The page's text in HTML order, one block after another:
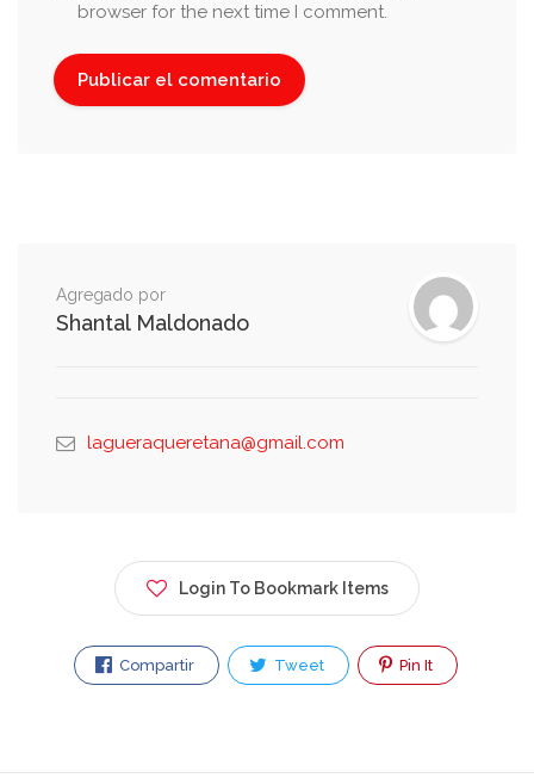
browser for the next time I comment.
Agregado por
Shantal Maldonado
lagueraqueretana@gmail.com
Login To Bookmark Items
Compartir Tweet Pin It